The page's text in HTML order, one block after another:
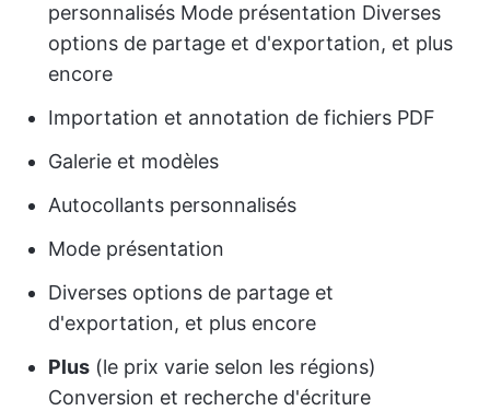
personnalisés Mode présentation Diverses
options de partage et d'exportation, et plus
encore
Importation et annotation de fichiers PDF
Galerie et modèles
Autocollants personnalisés
Mode présentation
Diverses options de partage et
d'exportation, et plus encore
Plus (le prix varie selon les régions)
Conversion et recherche d'écriture